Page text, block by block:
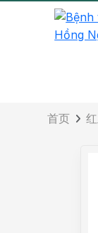
首页